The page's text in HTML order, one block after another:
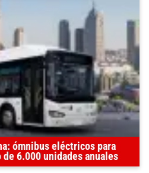
ómnibus eléctricos para
6.000 unidades anuales